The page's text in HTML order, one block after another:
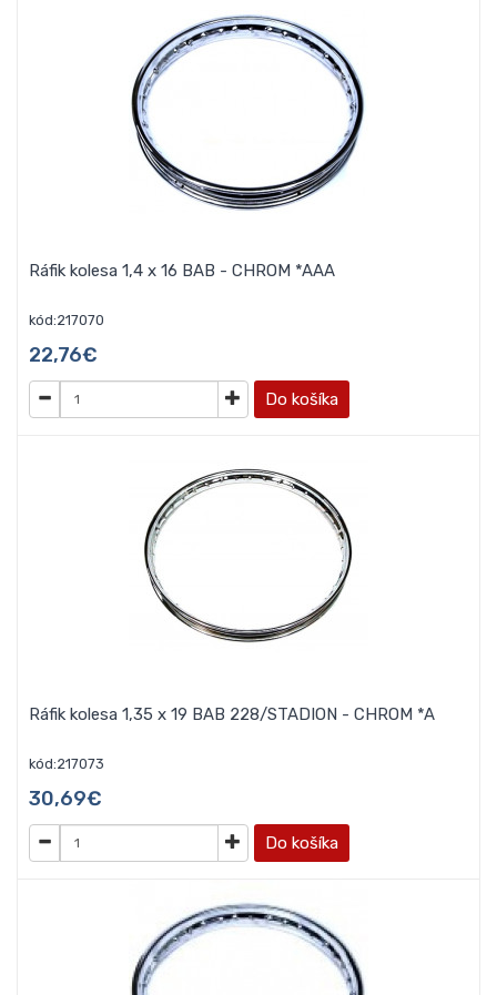
Ráfik kolesa 1,4 x 16 BAB - CHROM *AAA
kód:217070
22,76€
Do košíka
Ráfik kolesa 1,35 x 19 BAB 228/STADION - CHROM *A
kód:217073
30,69€
Do košíka